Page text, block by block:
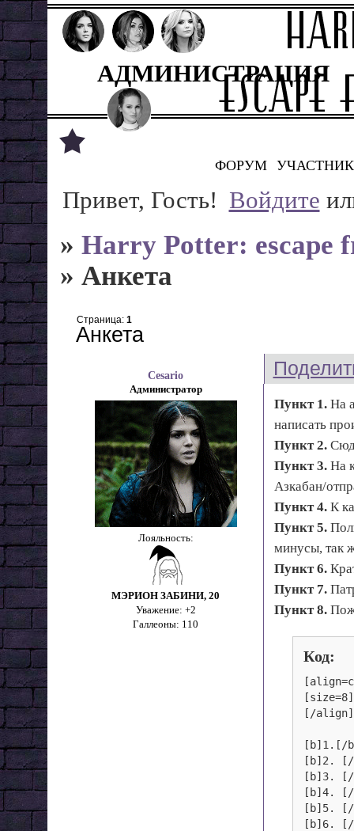
АДМИНИСТРАЦИЯ
ФОРУМ
Привет, Гость! Войдите
»Harry Potter: escape
»Анкета
Анкета
Страница:1
Cesario
Администратор
Лояльность:
МЭРИОН ЗАБИНИ, 20
Уважение: +2
Галлеоны: 110
Пункт 1. На
написать
Пункт 2.
Пункт 3. На
Азкабан/
Пункт 4. К
Пункт 5.
минусы, так
Пункт 6.
Пункт 7.
Пункт 8.
Код:
[/align]
[b]1.[/
[b]2. [/
[b]3. [/
[b]4. [/
[b]5. [/
[b]6. [/